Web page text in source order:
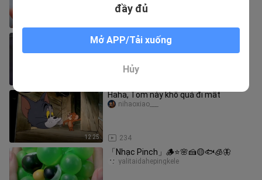
Im lặng còn bị đá hai cái
guanwoshiqishashi
12:25
Haha, Tom này khổ quá đi mất
234
nihaoxiao___
「Nhạc Pinch」🪵⭐️🌸🍰🟡🐟🧊🦋
yalitaidahepingkele
đầy đủ
Mở APP/Tải xuống
Hủy